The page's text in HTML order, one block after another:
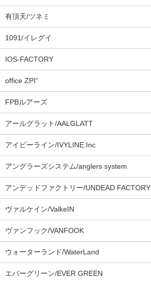
有頂天/ツネミ
1091/イレグイ
IOS-FACTORY
office ZPI”
FPBルアーズ
アールグラット/AALGLATT
アイビーライン/IVYLINE.Inc
アングラーズシステム/anglers system
アンデッドファクトリー/UNDEAD FACTORY
ヴァルケイン/ValkeIN
ヴァンフック/VANFOOK
ウォーターランド/WaterLand
エバーグリーン/EVER GREEN